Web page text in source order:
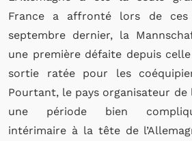
France a affronté lors de ces
septembre dernier, la
une première défaite depuis
sortie ratée pour les
Pourtant, le pays organisateur de
une période bien
intérimaire à la tête de